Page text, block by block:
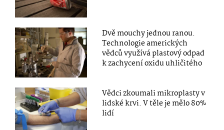
Dvě mouchy jednou ranou.
Technologie amerických
vědců využívá plastový odpad
k zachycení oxidu uhličitého
Vědci zkoumali mikroplasty v
lidské krvi. V těle je mělo 80%
lidí